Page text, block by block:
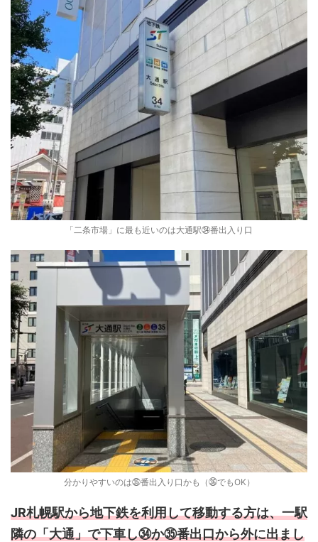
「二条市場」に最も近いのは大通駅㉞番出入り口
分かりやすいのは㉟番出入り口かも（㊱でもOK）
JR札幌駅から地下鉄を利用して移動する方は、一駅
隣の「大通」で下車し㉞か㉟番出口から外に出まし